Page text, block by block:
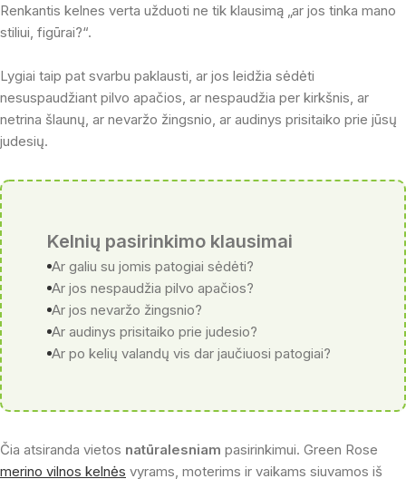
Renkantis kelnes verta užduoti ne tik klausimą „ar jos tinka mano
stiliui, figūrai?“.
Lygiai taip pat svarbu paklausti, ar jos leidžia sėdėti
nesuspaudžiant pilvo apačios, ar nespaudžia per kirkšnis, ar
netrina šlaunų, ar nevaržo žingsnio, ar audinys prisitaiko prie jūsų
judesių.
Kelnių pasirinkimo klausimai
Ar galiu su jomis patogiai sėdėti?
Ar jos nespaudžia pilvo apačios?
Ar jos nevaržo žingsnio?
Ar audinys prisitaiko prie judesio?
Ar po kelių valandų vis dar jaučiuosi patogiai?
Čia atsiranda vietos natūralesniam pasirinkimui. Green Rose
merino vilnos kelnės vyrams, moterims ir vaikams siuvamos iš